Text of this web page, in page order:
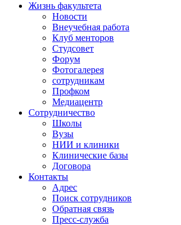
Жизнь факультета
Новости
Внеучебная работа
Клуб менторов
Студсовет
Форум
Фотогалерея
сотрудникам
Профком
Медиацентр
Сотрудничество
Школы
Вузы
НИИ и клиники
Клинические базы
Договора
Контакты
Адрес
Поиск сотрудников
Обратная связь
Пресс-служба